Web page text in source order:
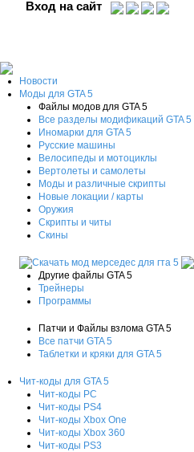
Вход на сайт
Новости
Моды для GTA 5
Файлы модов для GTA 5
Все разделы модификаций GTA 5
Иномарки для GTA 5
Русские машины
Велосипеды и мотоциклы
Вертолеты и самолеты
Моды и различные скрипты
Новые локации / карты
Оружия
Скрипты и читы
Скины
Другие файлы GTA 5
Трейнеры
Программы
Патчи и Файлы взлома GTA 5
Все патчи GTA 5
Таблетки и кряки для GTA 5
Чит-коды для GTA 5
Чит-коды PC
Чит-коды PS4
Чит-коды Xbox One
Чит-коды Xbox 360
Чит-коды PS3